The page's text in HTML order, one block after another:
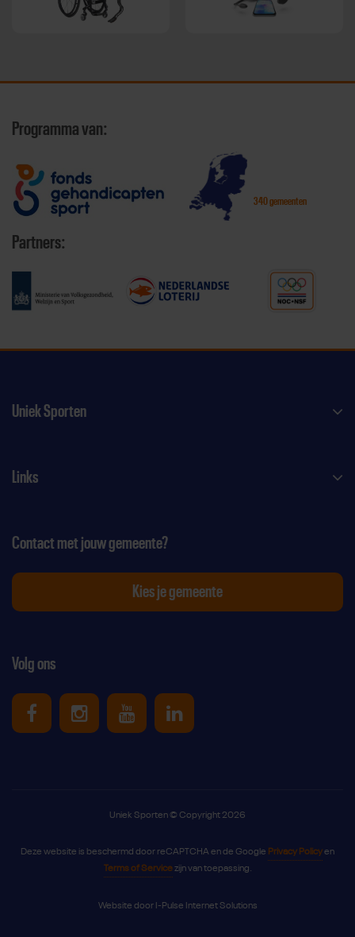
Programma van:
340 gemeenten
Partners:
Uniek Sporten
Links
Volg ons
Uniek Sporten op Facebook
Uniek Sporten op Instagram
Uniek Sporten op Youtube
Uniek Sporten op
Contact met jouw gemeente?
Kies je gemeente
Uniek Sporten © Copyright 2026
Deze website is beschermd door reCAPTCHA en de Google Privacy Policyen
Terms of Servicezijn van toepassing.
Website door I-Pulse Internet Solutions